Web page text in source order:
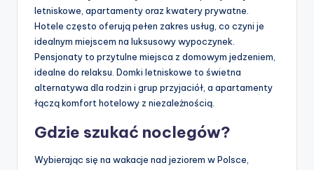
letniskowe, apartamenty oraz kwatery prywatne.
Hotele często oferują pełen zakres usług, co czyni je
idealnym miejscem na luksusowy wypoczynek.
Pensjonaty to przytulne miejsca z domowym jedzeniem,
idealne do relaksu. Domki letniskowe to świetna
alternatywa dla rodzin i grup przyjaciół, a apartamenty
łączą komfort hotelowy z niezależnością.
Gdzie szukać noclegów?
Wybierając się na wakacje nad jeziorem w Polsce,